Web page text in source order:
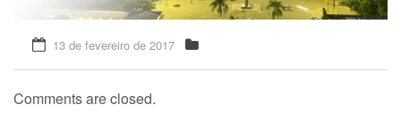
13 de fevereiro de 2017
Comments are closed.